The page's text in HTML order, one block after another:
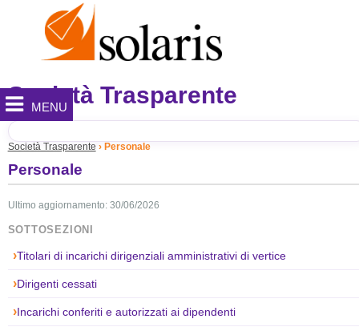
MENU
Società Trasparente
Società Trasparente Personale
Personale
Ultimo aggiornamento: 30/06/2026
SOTTOSEZIONI
Titolari di incarichi dirigenziali amministrativi di vertice
Dirigenti cessati
Incarichi conferiti e autorizzati ai dipendenti